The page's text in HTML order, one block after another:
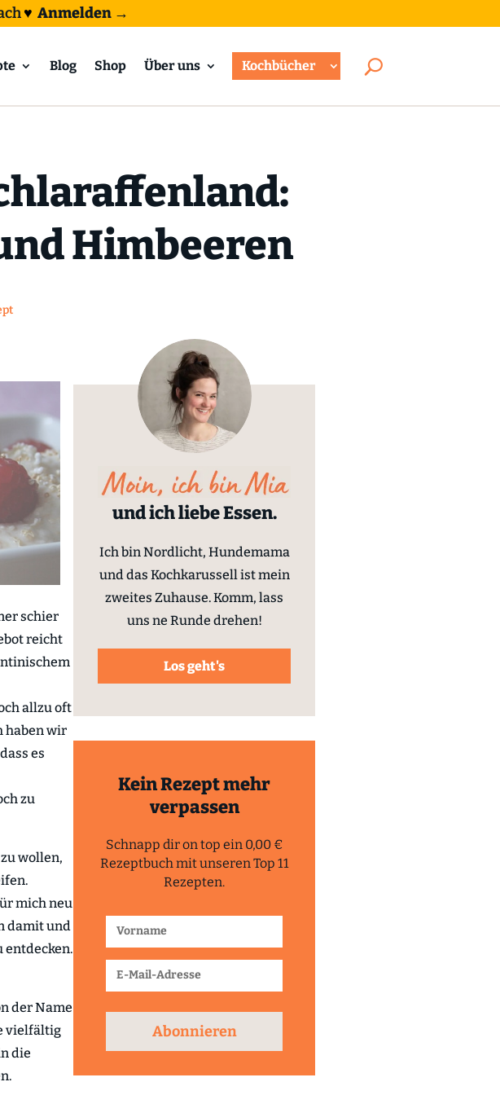
♥ Anmelden →
Blog Shop Über uns Kochbücher
Himbeeren
schier
reicht
allzu oft
haben wir
es
zu
wollen,
mich neu
damit und
entdecken.
der Name
vielfältig
die
und ich liebe Essen.
Ich bin Nordlicht, Hundemama
und das Kochkarussell ist mein
zweites Zuhause. Komm, lass
uns ne Runde drehen!
Los geht's
Kein Rezept mehr
verpassen
Schnapp dir on top ein 0,00 €
Rezeptbuch mit unseren Top 11
Rezepten.
Abonnieren